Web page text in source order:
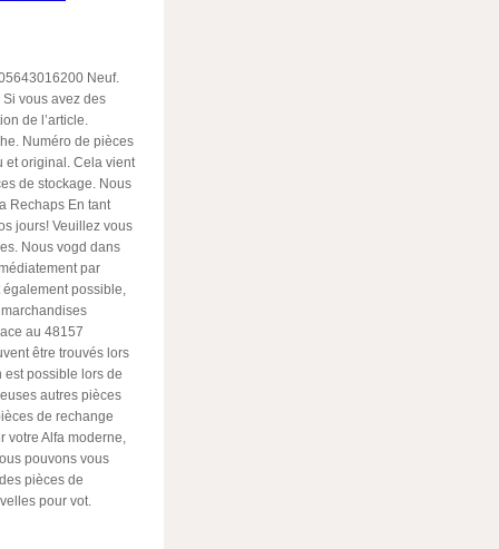
Neuf.
vous avez des
de l’article.
Numéro de pièces
et original. Cela vient
de stockage. Nous
Rechaps En tant
jours! Veuillez vous
Nous vogd dans
par
également possible,
au 48157
être trouvés lors
est possible lors de
autres pièces
de rechange
votre Alfa moderne,
pouvons vous
pièces de
pour vot.